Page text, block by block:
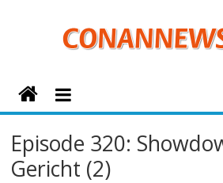
Conan
News
Episode 320:
Gericht (2)